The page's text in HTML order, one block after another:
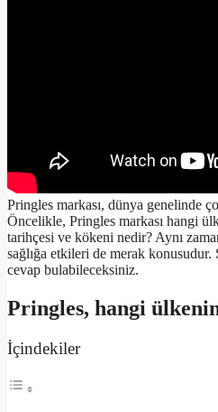
Pringles markası, dünya genelinde
Öncelikle, Pringles markası hangi
tarihçesi ve kökeni nedir? Aynı
sağlığa etkileri de merak
cevap bulabileceksiniz.
Pringles, hangi
İçindekiler